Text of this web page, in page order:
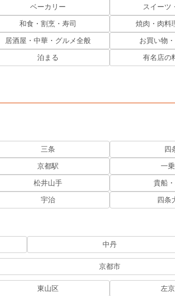
ベーカリー スイーツ
和食・割烹・寿司 焼肉・肉料
居酒屋・中華・グルメ全般 お買い物
泊まる 有名店の
三条 四
京都駅 一
松井山手 貴船
宇治 四条
中丹
京都市
東山区 左